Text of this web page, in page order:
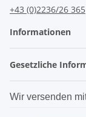
+43 (0)2236/26 365
Informationen
Gesetzliche
Wir versenden